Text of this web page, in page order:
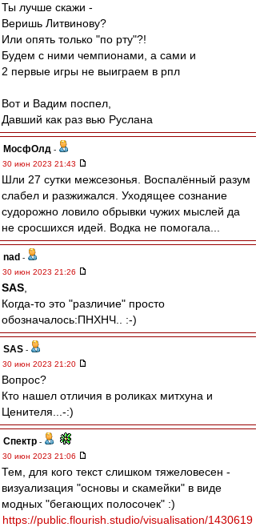
Ты лучше скажи -
Веришь Литвинову?
Или опять только "по рту"?!
Будем с ними чемпионами, а сами и
2 первые игры не выиграем в рпл
Вот и Вадим поспел,
Давший как раз вью Руслана
МосфОлд -
30 июн 2023 21:43
Шли 27 сутки межсезонья. Воспалённый разум
слабел и разжижался. Уходящее сознание
судорожно ловило обрывки чужих мыслей да
не сросшихся идей. Водка не помогала...
nad -
30 июн 2023 21:26
SAS
Когда-то это "различие" просто
обозначалось:ПНХНЧ.. :-)
SAS -
30 июн 2023 21:20
Вопрос?
Кто нашел отличия в роликах митхуна и
Ценителя...-:)
Спектр -
30 июн 2023 21:06
Тем, для кого текст слишком тяжеловесен -
визуализация "основы и скамейки" в виде
модных "бегающих полосочек" :)
https://public.flourish.studio/visualisation/1430619